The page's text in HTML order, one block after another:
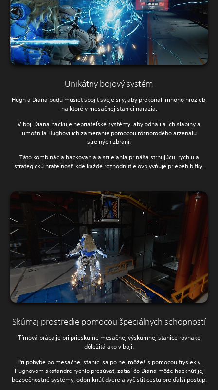
Unikátny bojový systém
Hugh a Diana budú musieť spojiť svoje sily, aby prekonali mnoho hrozieb,
na ktoré v mesačnej stanici narazia.
V boji Diana hackuje nepriateľské systémy, aby odhalila ich slabiny a
umožnila Hughovi ich zameranie pomocou rôznorodého arzenálu
strelných zbraní.
Táto kombinácia hackovania a strieľania prináša strhujúcu, rýchlu a
strategickú hrateľnosť, kde každé rozhodnutie ovplyvňuje priebeh bitky.
Skúmaj prostredie pomocou špeciálnych schopností
Tímová práca je pri prieskume mesačnej výskumnej stanice rovnako
dôležitá ako v boji.
Pri pohybe po mesačnej stanici sa po nej môžeš s pomocou trysiek v
Hughovom skafandre rýchlo presúvať, zatiaľ čo Diana môže hacknúť jej
bezpečnostné systémy, odomknúť dvere a vyčistiť cestu pre ďalší postup.